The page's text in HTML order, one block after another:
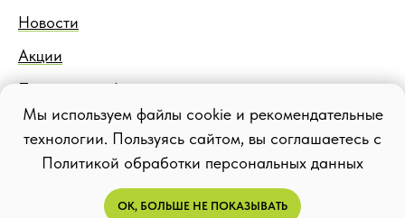
Новости
Акции
Правовая информация
Блог
Мы используем файлы cookie и рекомендательные
технологии. Пользуясь сайтом, вы соглашаетесь с
Политикой обработки персональных данных
ОК, БОЛЬШЕ НЕ ПОКАЗЫВАТЬ